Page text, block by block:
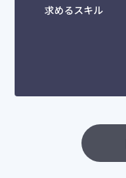
求めるスキル